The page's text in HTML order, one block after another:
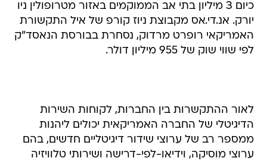
כיום 3 מיליון בתי אב הממוקמים באזור מטרופולין ניו
יורק. אנ.די.אס מקבוצת ניוז קורפ של איל התקשורת
האמריקאי רופרט מרדוק, נסחרת בבורסת הנאסד"ק
לפי שווי שוק של 955 מיליון דולר.
לאור ההתקשרות בין החברות, לקוחות השירות
הדיגיטלי של החברה האמריקאית יכולים ליהנות
ממספר רב של ערוצי שידור דיגיטליים חדשים, בהם
ערוצי מוסיקה, וידיאו-לפי-דרישה ושירותי טלוויזיה